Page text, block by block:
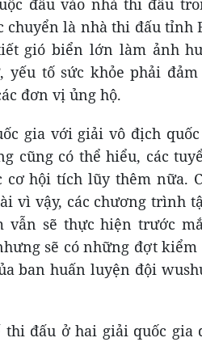
là nhà thi đấu tỉnh
gió biển lớn làm ảnh
yếu tố sức khỏe phải
đơn vị ủng hộ.
gia với giải vô địch
cũng có thể hiểu, các
cơ hội tích lũy thêm nữa.
vì vậy, các chương trình
vẫn sẽ thực hiện trước
sẽ có những đợt
ban huấn luyện đội
đấu ở hai giải quốc gia